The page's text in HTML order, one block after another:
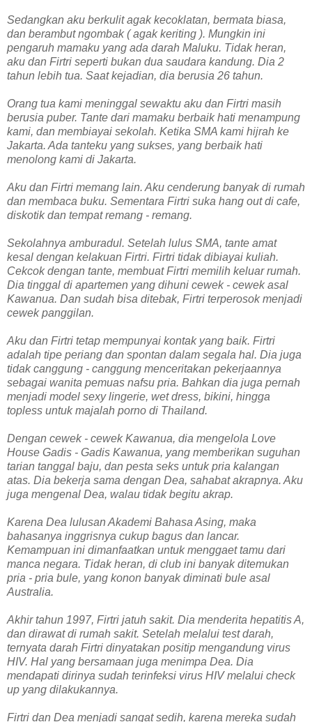
Sedangkan aku berkulit agak kecoklatan, bermata biasa,
dan berambut ngombak ( agak keriting ). Mungkin ini
pengaruh mamaku yang ada darah Maluku. Tidak heran,
aku dan Firtri seperti bukan dua saudara kandung. Dia 2
tahun lebih tua. Saat kejadian, dia berusia 26 tahun.
Orang tua kami meninggal sewaktu aku dan Firtri masih
berusia puber. Tante dari mamaku berbaik hati menampung
kami, dan membiayai sekolah. Ketika SMA kami hijrah ke
Jakarta. Ada tanteku yang sukses, yang berbaik hati
menolong kami di Jakarta.
Aku dan Firtri memang lain. Aku cenderung banyak di rumah
dan membaca buku. Sementara Firtri suka hang out di cafe,
diskotik dan tempat remang - remang.
Sekolahnya amburadul. Setelah lulus SMA, tante amat
kesal dengan kelakuan Firtri. Firtri tidak dibiayai kuliah.
Cekcok dengan tante, membuat Firtri memilih keluar rumah.
Dia tinggal di apartemen yang dihuni cewek - cewek asal
Kawanua. Dan sudah bisa ditebak, Firtri terperosok menjadi
cewek panggilan.
Aku dan Firtri tetap mempunyai kontak yang baik. Firtri
adalah tipe periang dan spontan dalam segala hal. Dia juga
tidak canggung - canggung menceritakan pekerjaannya
sebagai wanita pemuas nafsu pria. Bahkan dia juga pernah
menjadi model sexy lingerie, wet dress, bikini, hingga
topless untuk majalah porno di Thailand.
Dengan cewek - cewek Kawanua, dia mengelola Love
House Gadis - Gadis Kawanua, yang memberikan suguhan
tarian tanggal baju, dan pesta seks untuk pria kalangan
atas. Dia bekerja sama dengan Dea, sahabat akrapnya. Aku
juga mengenal Dea, walau tidak begitu akrap.
Karena Dea lulusan Akademi Bahasa Asing, maka
bahasanya inggrisnya cukup bagus dan lancar.
Kemampuan ini dimanfaatkan untuk menggaet tamu dari
manca negara. Tidak heran, di club ini banyak ditemukan
pria - pria bule, yang konon banyak diminati bule asal
Australia.
Akhir tahun 1997, Firtri jatuh sakit. Dia menderita hepatitis A,
dan dirawat di rumah sakit. Setelah melalui test darah,
ternyata darah Firtri dinyatakan positip mengandung virus
HIV. Hal yang bersamaan juga menimpa Dea. Dia
mendapati dirinya sudah terinfeksi virus HIV melalui check
up yang dilakukannya.
Firtri dan Dea menjadi sangat sedih, karena mereka sudah